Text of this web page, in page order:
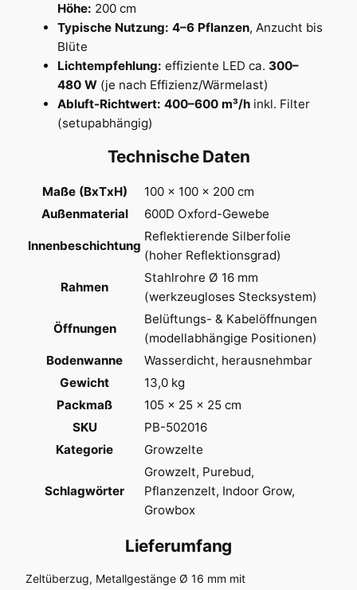
Höhe: 200 cm
Typische Nutzung: 4–6 Pflanzen, Anzucht bis
Blüte
Lichtempfehlung: effiziente LED ca. 300–
480 W (je nach Effizienz/Wärmelast)
Abluft-Richtwert: 400–600 m³/h inkl. Filter
(setupabhängig)
Technische Daten
Maße (BxTxH)
100 × 100 × 200 cm
Außenmaterial
600D Oxford-Gewebe
Innenbeschichtung
Reflektierende Silberfolie
(hoher Reflektionsgrad)
Rahmen
Stahlrohre Ø 16 mm
(werkzeugloses Stecksystem)
Öffnungen
Belüftungs- & Kabelöffnungen
(modellabhängige Positionen)
Bodenwanne
Wasserdicht, herausnehmbar
Gewicht
13,0 kg
Packmaß
105 × 25 × 25 cm
SKU
PB-502016
Kategorie
Growzelte
Schlagwörter
Growzelt, Purebud,
Pflanzenzelt, Indoor Grow,
Growbox
Lieferumfang
Zeltüberzug, Metallgestänge Ø 16 mm mit